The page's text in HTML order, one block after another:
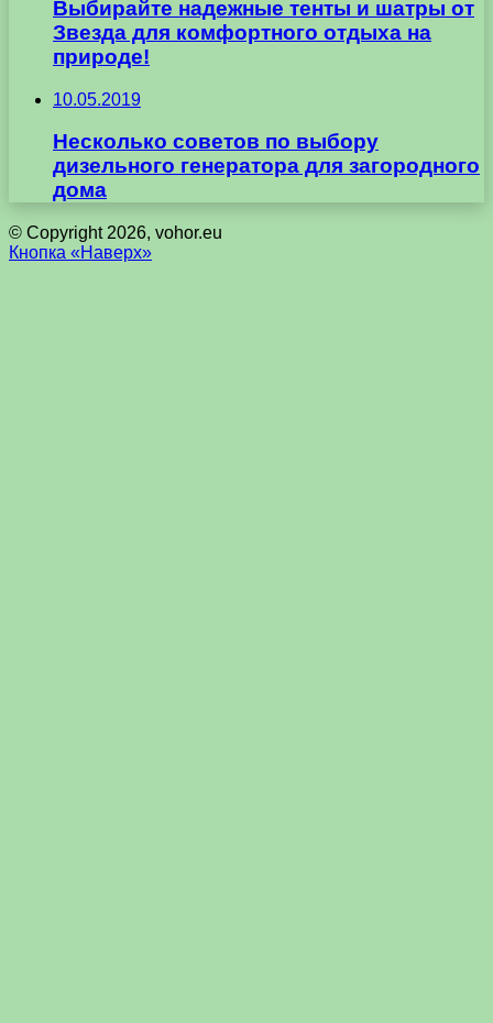
Выбирайте надежные тенты и шатры от
Звезда для комфортного отдыха на
природе!
10.05.2019
Несколько советов по выбору
дизельного генератора для загородного
дома
© Copyright 2026, vohor.eu
Кнопка «Наверх»